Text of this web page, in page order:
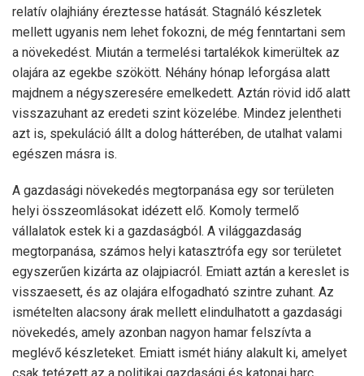
relatív olajhiány éreztesse hatását. Stagnáló készletek
mellett ugyanis nem lehet fokozni, de még fenntartani sem
a növekedést. Miután a termelési tartalékok kimerültek az
olajára az egekbe szökött. Néhány hónap leforgása alatt
majdnem a négyszeresére emelkedett. Aztán rövid idő alatt
visszazuhant az eredeti szint közelébe. Mindez jelentheti
azt is, spekuláció állt a dolog hátterében, de utalhat valami
egészen másra is.
A gazdasági növekedés megtorpanása egy sor területen
helyi összeomlásokat idézett elő. Komoly termelő
vállalatok estek ki a gazdaságból. A világgazdaság
megtorpanása, számos helyi katasztrófa egy sor területet
egyszerűen kizárta az olajpiacról. Emiatt aztán a kereslet is
visszaesett, és az olajára elfogadható szintre zuhant. Az
ismételten alacsony árak mellett elindulhatott a gazdasági
növekedés, amely azonban nagyon hamar felszívta a
meglévő készleteket. Emiatt ismét hiány alakult ki, amelyet